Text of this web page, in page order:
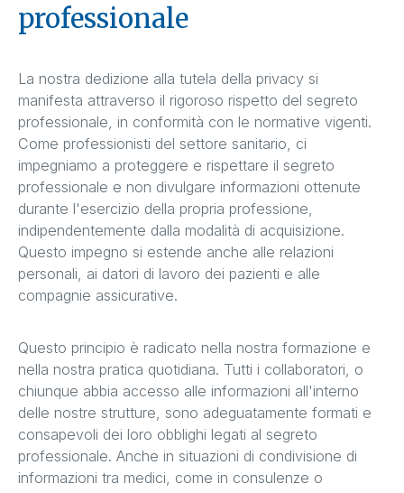
professionale
La nostra dedizione alla tutela della privacy si
manifesta attraverso il rigoroso rispetto del segreto
professionale, in conformità con le normative vigenti.
Come professionisti del settore sanitario, ci
impegniamo a proteggere e rispettare il segreto
professionale e non divulgare informazioni ottenute
durante l'esercizio della propria professione,
indipendentemente dalla modalità di acquisizione.
Questo impegno si estende anche alle relazioni
personali, ai datori di lavoro dei pazienti e alle
compagnie assicurative.
Questo principio è radicato nella nostra formazione e
nella nostra pratica quotidiana. Tutti i collaboratori, o
chiunque abbia accesso alle informazioni all'interno
delle nostre strutture, sono adeguatamente formati e
consapevoli dei loro obblighi legati al segreto
professionale. Anche in situazioni di condivisione di
informazioni tra medici, come in consulenze o